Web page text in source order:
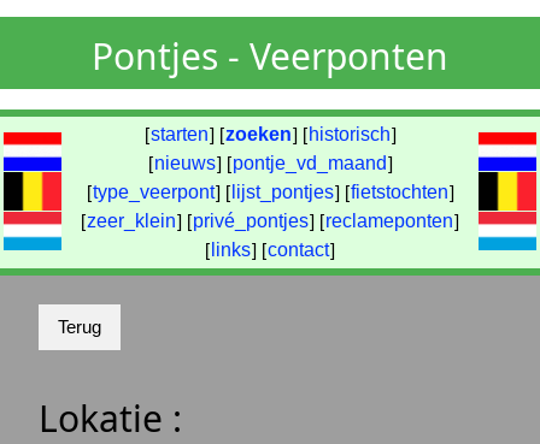
Pontjes - Veerponten
[starten] [zoeken] [ historisch]
[nieuws] [pontje_vd_maand]
[type_veerpont] [ lijst_pontjes] [fietstochten]
[zeer_klein] [privé_pontjes] [reclameponten]
[ links] [contact]
Lokatie :